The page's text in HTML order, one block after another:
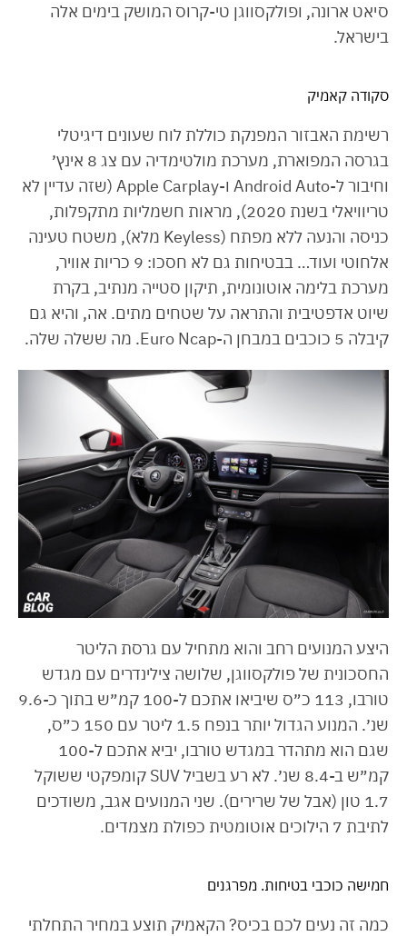
סיאט ארונה, ופולקסווגן טי-קרוס המושק בימים אלה
בישראל.
סקודה קאמיק
רשימת האבזור המפנקת כוללת לוח שעונים דיגיטלי
בגרסה המפוארת, מערכת מולטימדיה עם צג 8 אינץ׳
וחיבור ל-Android Auto ו-Apple Carplay (שזה עדיין לא
טריוויאלי בשנת 2020), מראות חשמליות מתקפלות,
כניסה והנעה ללא מפתח (Keyless מלא), משטח טעינה
אלחוטי ועוד… בבטיחות גם לא חסכו: 9 כריות אוויר,
מערכת בלימה אוטונומית, תיקון סטייה מנתיב, בקרת
שיוט אדפטיבית והתראה על שטחים מתים. אה, והיא גם
קיבלה 5 כוכבים במבחן ה-Euro Ncap. מה ששלה שלה.
היצע המנועים רחב והוא מתחיל עם גרסת הליטר
החסכונית של פולקסווגן, שלושה צילינדרים עם מגדש
טורבו, 113 כ״ס שיביאו אתכם ל-100 קמ״ש בתוך כ-9.6
שנ׳. המנוע הגדול יותר בנפח 1.5 ליטר עם 150 כ״ס,
שגם הוא מתהדר במגדש טורבו, יביא אתכם ל-100
קמ״ש ב-8.4 שנ׳. לא רע בשביל SUV קומפקטי ששוקל
1.7 טון (אבל של שרירים). שני המנועים אגב, משודכים
לתיבת 7 הילוכים אוטומטית כפולת מצמדים.
חמישה כוכבי בטיחות. מפרגנים
כמה זה נעים לכם בכיס? הקאמיק תוצע במחיר התחלתי